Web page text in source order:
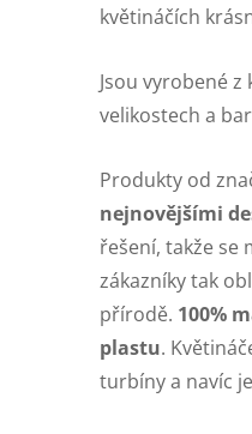
květináčích
Jsou vyrobené
velikostech a
Produkty od
nejnovějšími
řešení, takže
zákazníky tak
přírodě. 100%
plastu.
turbíny a navíc je